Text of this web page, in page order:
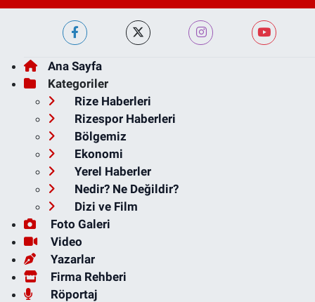
Ana Sayfa
Kategoriler
Rize Haberleri
Rizespor Haberleri
Bölgemiz
Ekonomi
Yerel Haberler
Nedir? Ne Değildir?
Dizi ve Film
Foto Galeri
Video
Yazarlar
Firma Rehberi
Röportaj